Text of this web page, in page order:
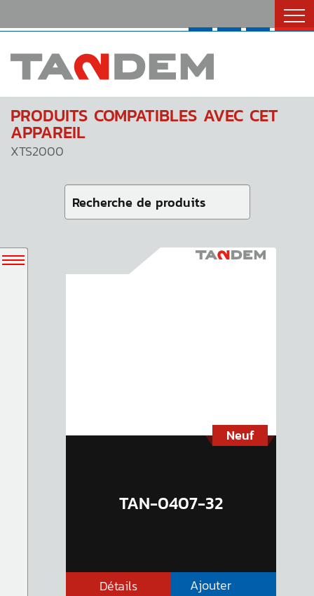
Catalogues
Nous Joindre
English
PRODUITS COMPATIBLES AVEC CET
APPAREIL
XTS2000
Neuf
TAN-0407-32
Détails Ajouter